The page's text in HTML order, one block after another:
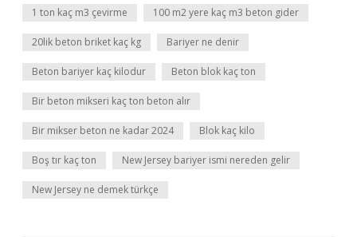
1 ton kaç m3 çevirme 100 m2 yere kaç m3 beton gider
20lik beton briket kaç kg Bariyer ne denir
Beton bariyer kaç kilodur Beton blok kaç ton
Bir beton mikseri kaç ton beton alır
Bir mikser beton ne kadar 2024 Blok kaç kilo
Boş tır kaç ton New Jersey bariyer ismi nereden gelir
New Jersey ne demek türkçe